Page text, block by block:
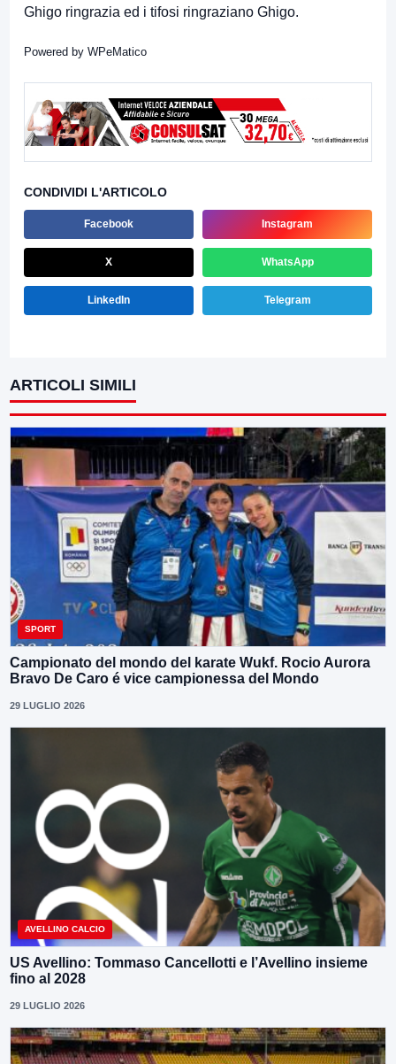
Ghigo ringrazia ed i tifosi ringraziano Ghigo.
Powered by WPeMatico
CONDIVIDI L'ARTICOLO
Facebook Instagram
X WhatsApp
LinkedIn Telegram
ARTICOLI SIMILI
SPORT
Campionato del mondo del karate Wukf. Rocio Aurora
Bravo De Caro é vice campionessa del Mondo
29 LUGLIO 2026
AVELLINO CALCIO
US Avellino: Tommaso Cancellotti e l’Avellino insieme
fino al 2028
29 LUGLIO 2026